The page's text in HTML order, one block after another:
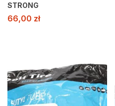
STRONG
66,00 zł